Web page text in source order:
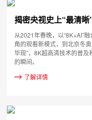
揭密央视史上“最清
从2021年春晚，以“8K+AI”
角的观看新模式，到北京冬
毕现”，8K超高清技术的普
的瞬间。
了解详情